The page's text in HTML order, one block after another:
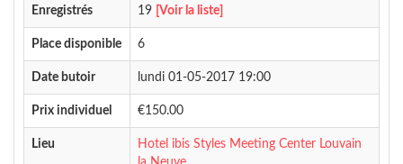
Enregistrés 19 [Voir la liste]
Place disponible 6
Date butoir lundi 01-05-2017 19:00
Prix individuel €150.00
Lieu
Hotel ibis Styles Meeting Center Louvain